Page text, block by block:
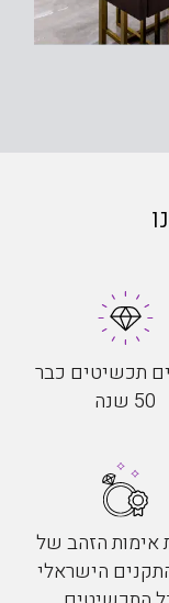
תכשיטים כבר
50 שנה
אימות הזהב של
הישראלי